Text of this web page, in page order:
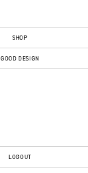
SHOP
GOOD DESIGN
LOGOUT